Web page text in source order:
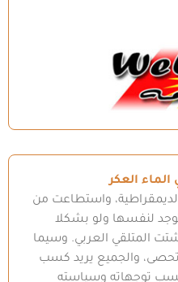
العكر
واستطاعت من
لنفسها ولو بشكلا
المتلقي العربي. وسيما
تحصى، والجميع يريد كسب
توجهاته وسياسته